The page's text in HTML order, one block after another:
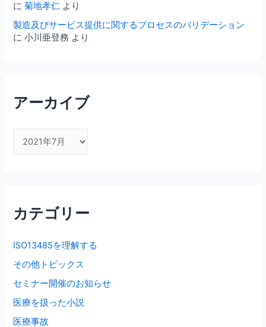
に菊地孝仁 より
製造及びサービス提供に関するプロセスのバリデーション
に小川亜登務 より
アーカイブ
ー
ブ
カテゴリー
ISO13485を理解する
その他トピックス
セミナー開催のお知らせ
医療を扱った小説
医療事故